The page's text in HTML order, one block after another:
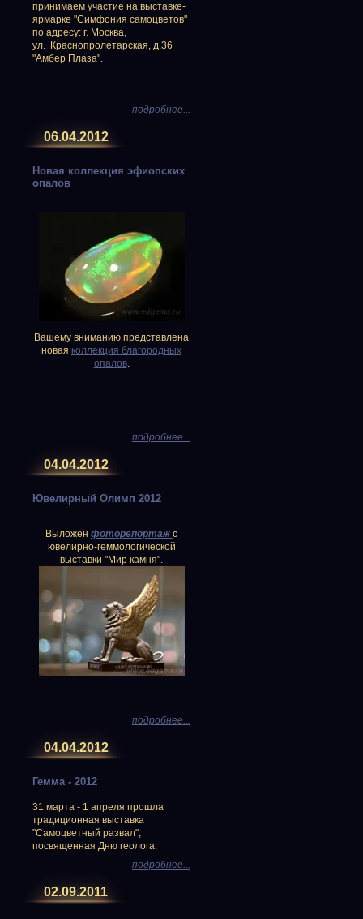
принимаем участие на выставке-
ярмарке "Симфония самоцветов"
по адресу: г. Москва,
ул. Краснопролетарская, д.36
"Амбер Плаза".
подробнее...
06.04.2012
Новая коллекция эфиопских
опалов
Вашему вниманию представлена
новая коллекция благородных
опалов.
подробнее...
04.04.2012
Ювелирный Олимп 2012
Выложен фоторепортаж с
ювелирно-геммологической
выставки "Мир камня".
подробнее...
04.04.2012
Гемма - 2012
31 марта - 1 апреля прошла
традиционная выставка
"Самоцветный развал",
посвященная Дню геолога.
подробнее...
02.09.2011